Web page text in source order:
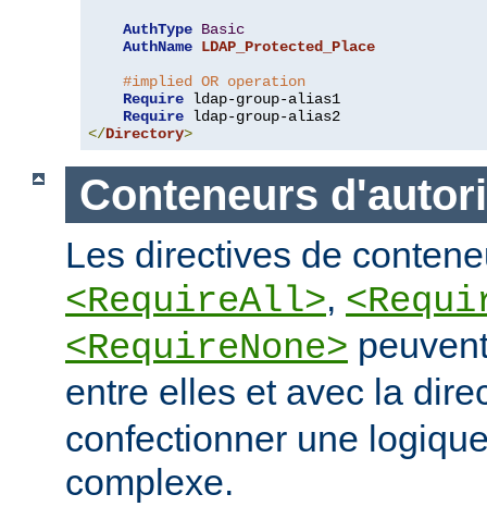
AuthType Basic
AuthName LDAP_Protected_Place
#implied OR operation
Require ldap-group-alias1
Require
</Directory>
Conteneurs
Les directives de
<RequireAll>,
<RequireNone>
entre elles et avec la
confectionner une
complexe.